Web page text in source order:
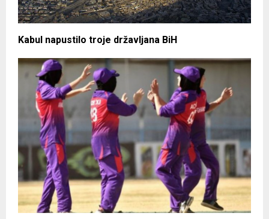
Kabul napustilo troje državljana BiH